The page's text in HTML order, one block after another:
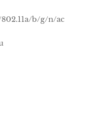
b/g/n/ac